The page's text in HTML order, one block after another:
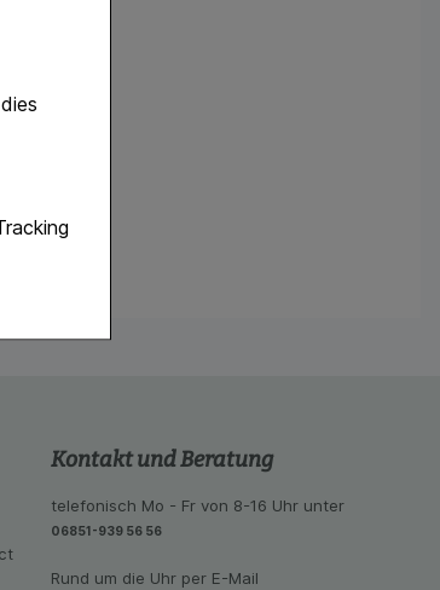
denKontakt und Beratung
telefonisch Mo - Fr von 8-16 Uhr unter
06851-939 56 56
Rund um die Uhr per E-Mail